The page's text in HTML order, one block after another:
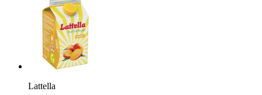
Lattella